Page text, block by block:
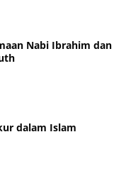
Nabi Ibrahim dan
dalam Islam